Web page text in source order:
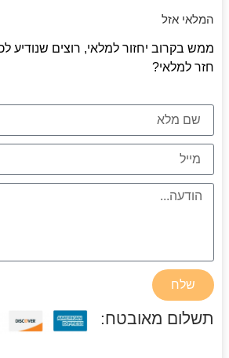
המלאי אזל
ממש בקרוב יחזור למלאי, רוצים שנודיע
חזר למלאי?
שלח
תשלום מאובטח: